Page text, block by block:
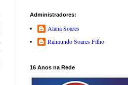
Administradores:
Alana Soares
Raimundo Soares Filho
16 Anos na Rede